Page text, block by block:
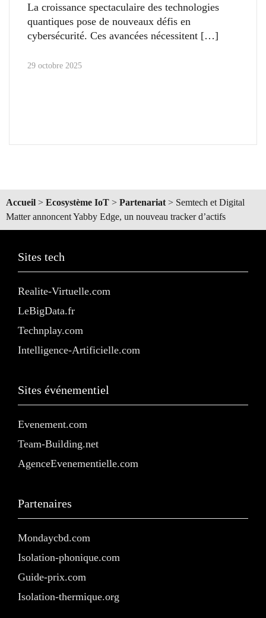
La croissance spectaculaire des technologies
quantiques pose de nouveaux défis en
cybersécurité. Ces avancées nécessitent
29 octobre 2025
Accueil > Ecosystème IoT > Partenariat > Semtech et Digital
Matter annoncent Yabby Edge, un nouveau tracker d’actifs
Sites tech
Realite-Virtuelle.com
LeBigData.fr
Technplay.com
Intelligence-Artificielle.com
Sites événementiel
Evenement.com
Team-Building.net
AgenceEvenementielle.com
Partenaires
Mondaycbd.com
Isolation-phonique.com
Guide-prix.com
Isolation-thermique.org